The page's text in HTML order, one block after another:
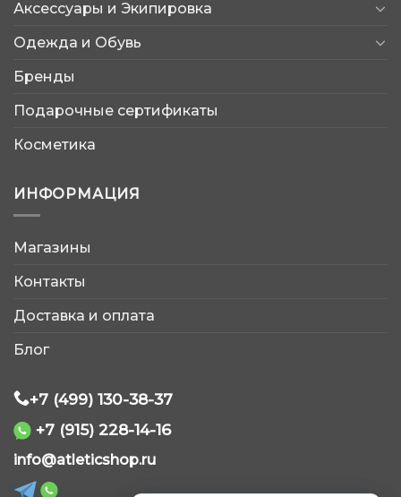
Аксессуары и Экипировка
Одежда и Обувь
Бренды
Подарочные сертификаты
Косметика
ИНФОРМАЦИЯ
Магазины
Контакты
Доставка и оплата
Блог
+7 (499) 130-38-37
+7 (915) 228-14-16
info@atleticshop.ru